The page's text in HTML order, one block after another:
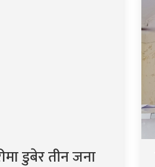
डुबेर तीन जना